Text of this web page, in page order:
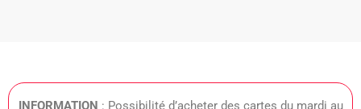
INFORMATION : Possibilité d’acheter des cartes du mardi au